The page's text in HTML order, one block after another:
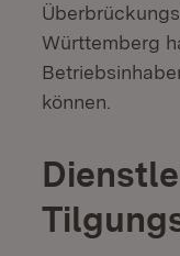
Württemberg
können.